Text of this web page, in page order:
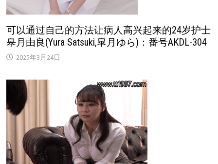
可以通过自己的方法让病人高兴起来的24岁护士
皋月由良(Yura Satsuki,皐月ゆら)：番号AKDL-304
2025年3月24日